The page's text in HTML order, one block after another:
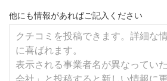
他にも情報があればご記入ください